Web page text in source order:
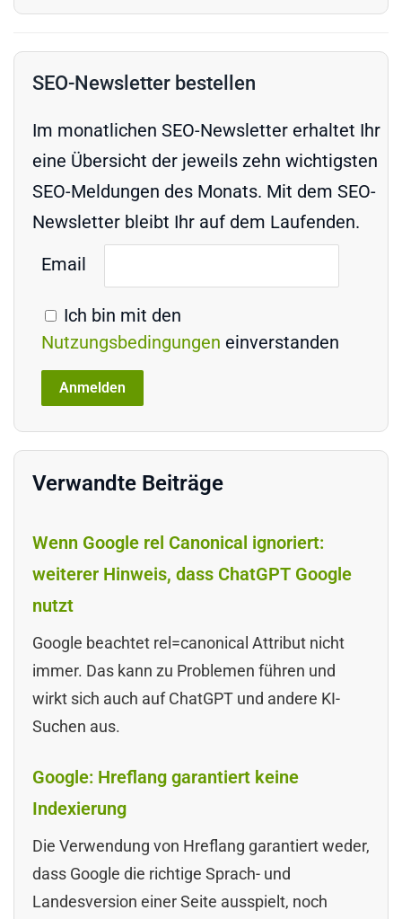
SEO-Newsletter bestellen
Im monatlichen SEO-Newsletter erhaltet Ihr
eine Übersicht der jeweils zehn wichtigsten
SEO-Meldungen des Monats. Mit dem SEO-
Newsletter bleibt Ihr auf dem Laufenden.
Email
Ich bin mit den
Nutzungsbedingungen einverstanden
Verwandte Beiträge
Wenn Google rel Canonical ignoriert:
weiterer Hinweis, dass ChatGPT Google
nutzt
Google beachtet rel=canonical Attribut nicht
immer. Das kann zu Problemen führen und
wirkt sich auch auf ChatGPT und andere KI-
Suchen aus.
Google: Hreflang garantiert keine
Indexierung
Die Verwendung von Hreflang garantiert weder,
dass Google die richtige Sprach- und
Landesversion einer Seite ausspielt, noch